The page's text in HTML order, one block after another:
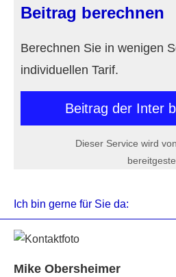
Beitrag berechnen
Berechnen Sie in wenigen
individuellen Tarif.
Beitrag der Inter
Dieser Service wird
Ich bin gerne für Sie da:
Mike Obersheimer